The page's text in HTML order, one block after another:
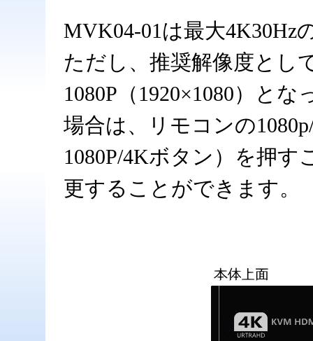
MVK04-01は最大4K30Hz
ただし、推奨解像度とし
1080P（1920×1080）と
場合は、リモコンの
1080P/4Kボタン）を押す
更することができます。